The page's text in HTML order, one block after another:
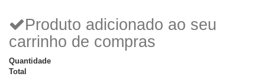
Produto adicionado ao seu
carrinho de compras
Quantidade
Total